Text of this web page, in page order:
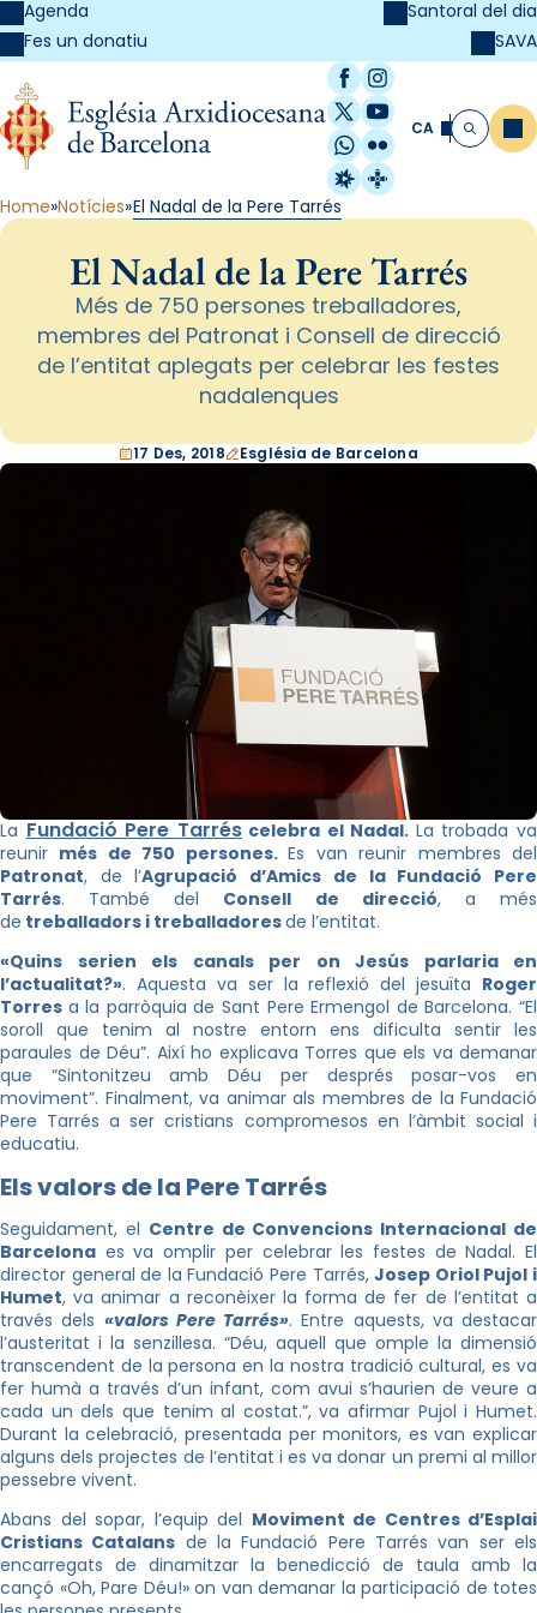
Agenda
Fes un donatiu
Santoral del dia
SAVA
Facebook
Instagram
X / Twitter
YouTube
WhatsApp
Flickr
Radio Estel
Catalunya
CA Cerca
Home Notícies El Nadal de la Pere Tarrés
El Nadal de la Pere Tarrés
Més de 750 persones treballadores,
membres del Patronat i Consell de direcció
de l’entitat aplegats per celebrar les festes
nadalenques
17 Des, 2018 Església de Barcelona
La Fundació Pere Tarréscelebra el Nadal. La trobada va
reunir més de 750 persones.Es van reunir membres del
Patronat, de l’Agrupació d’Amics de la Fundació Pere
Tarrés. També del Consell de direcció, a més
de treballadors i treballadoresde l’entitat.
«Quins serien els canals per on Jesús parlaria en
l’actualitat?». Aquesta va ser la reflexió del jesuïta Roger
Torres a la parròquia de Sant Pere Ermengol de Barcelona. “El
soroll que tenim al nostre entorn ens dificulta sentir les
paraules de Déu”. Així ho explicava Torres que els va demanar
que “Sintonitzeu amb Déu per després posar-vos en
moviment”. Finalment, va animar als membres de la Fundació
Pere Tarrés a ser cristians compromesos en l’àmbit social i
educatiu.
Els valors de la Pere Tarrés
Seguidament, el Centre de Convencions Internacional de
Barcelona es va omplir per celebrar les festes de Nadal. El
director general de la Fundació Pere Tarrés,Josep Oriol Pujol i
Humet, va animar a reconèixer la forma de fer de l’entitat a
través dels «valors Pere Tarrés». Entre aquests, va destacar
l’austeritat i la senzillesa. “Déu, aquell que omple la dimensió
transcendent de la persona en la nostra tradició cultural, es va
fer humà a través d’un infant, com avui s’haurien de veure a
cada un dels que tenim al costat.”, va afirmar Pujol i Humet.
Durant la celebració, presentada per monitors, es van explicar
alguns dels projectes de l’entitat i es va donar un premi al millor
pessebre vivent.
Abans del sopar, l’equip del Moviment de Centres d’Esplai
Cristians Catalans de la Fundació Pere Tarrés van ser els
encarregats de dinamitzar la benedicció de taula amb la
cançó «Oh, Pare Déu!» on van demanar la participació de totes